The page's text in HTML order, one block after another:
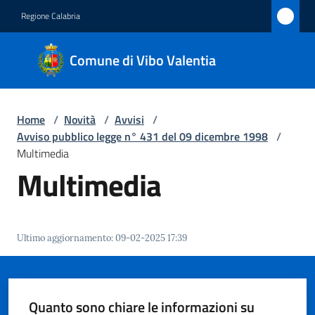
Regione Calabria
Comune di Vibo Valentia
Comune
di Vibo
Valentia
Amministrazione
Novità
Vibo
Valentia
Home / Novità / Avvisi /
Avviso pubblico legge n° 431 del 09 dicembre 1998 /
Multimedia
Multimedia
Ultimo aggiornamento:09-02-2025 17:39
Quanto sono chiare le informazioni su